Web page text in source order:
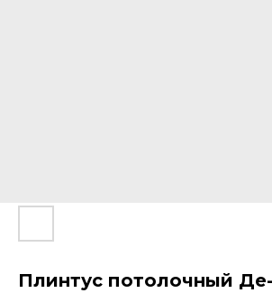
Плинтус потолочный